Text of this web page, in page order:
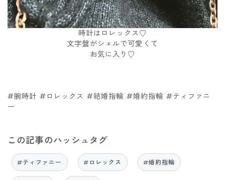
時計はロレックス♡
文字盤がシェルで可愛くて
お気に入り♡
#腕時計 #ロレックス #結婚指輪 #婚約指輪 #ティファニ
ー
この記事のハッシュタグ
#ティファニー #ロレックス #婚約指輪